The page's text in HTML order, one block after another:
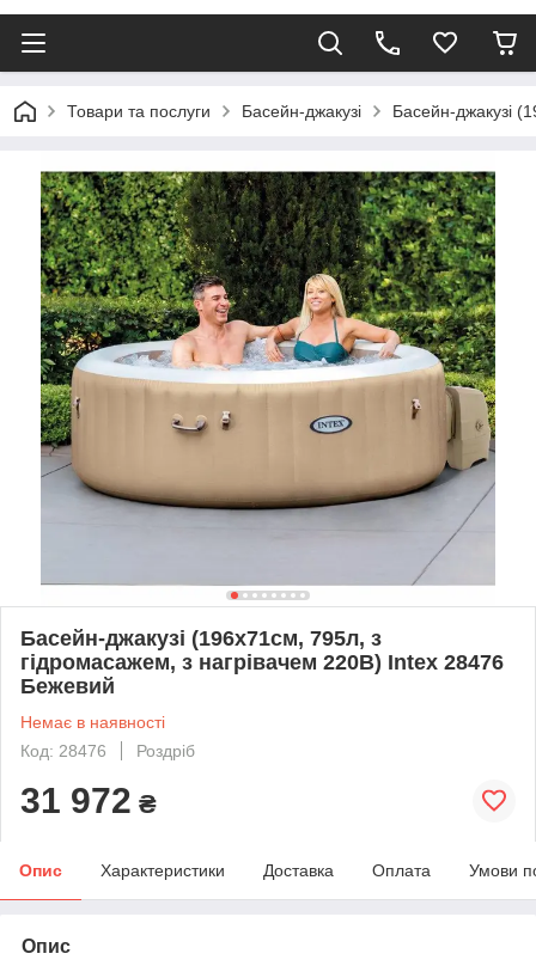
Товари та послуги Басейн-джакузі Басейн-джакузі
Басейн-джакузі (196х71см, 795л, з
гідромасажем, з нагрівачем 220В) Intex 28476
Бежевий
Немає в наявності
Код: 28476
Роздріб
31 972 ₴
Опис Характеристики Доставка Оплата Умови
Опис